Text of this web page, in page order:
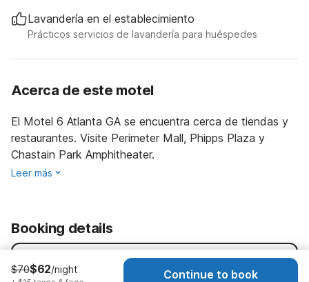
Lavandería en el establecimiento
Prácticos servicios de lavandería para huéspedes
Acerca de este motel
El Motel 6 Atlanta GA se encuentra cerca de tiendas y
restaurantes. Visite Perimeter Mall, Phipps Plaza y
Chastain Park Amphitheater.
Leer más
Booking details
Dates
$70$62/night Continue to book